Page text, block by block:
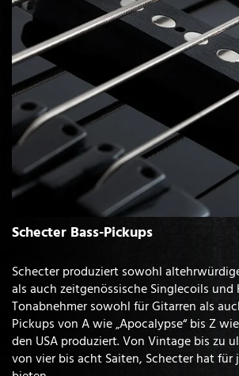
Schecter Bass-Pickups
Schecter produziert sowohl
als auch zeitgenössische Singlecoils und
Tonabnehmer sowohl für Gitarren als
Pickups von A wie „Apocalypse“ bis Z
den USA produziert. Von Vintage bis zu
von vier bis acht Saiten, Schecter hat für